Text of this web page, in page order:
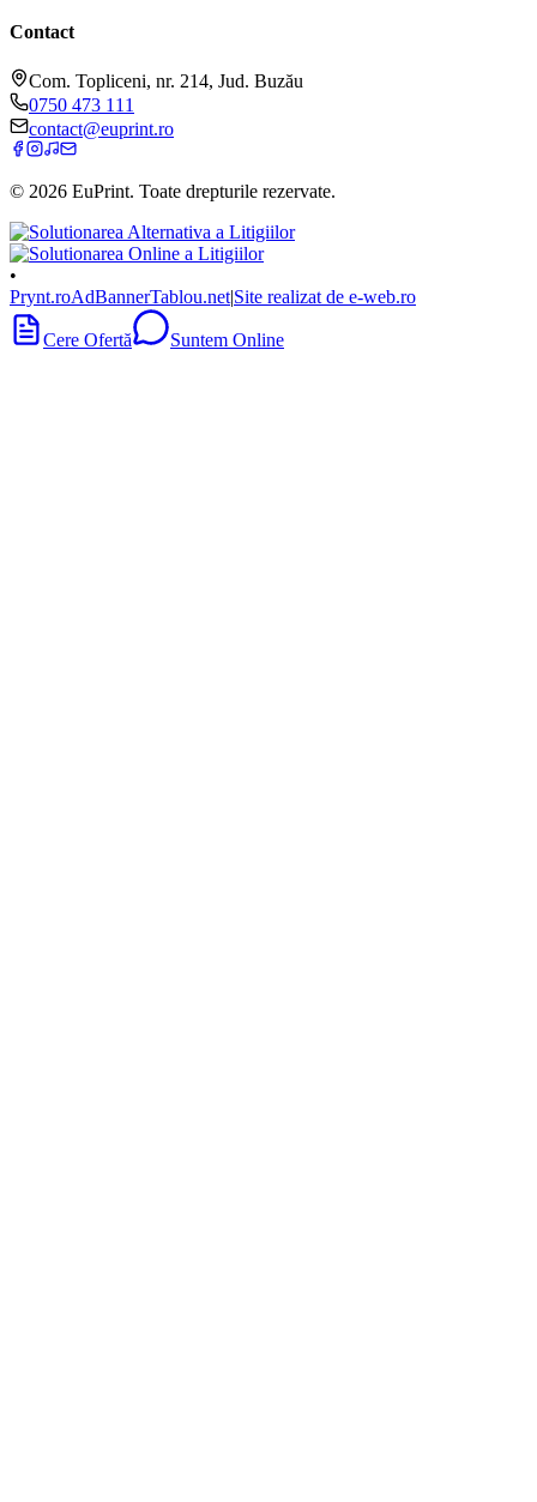
Contact
Com. Topliceni, nr. 214, Jud. Buzău
0750 473 111
contact@euprint.ro
© 2026 EuPrint. Toate drepturile rezervate.
•
Prynt.roAdBannerTablou.net|Site realizat de e-web.ro
Cere Ofertă Suntem Online